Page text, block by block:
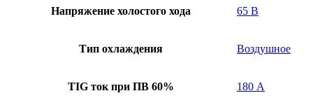
Напряжение холостого хода 65 В
Тип охлаждения Воздушное
TIG ток при ПВ 60% 180 А